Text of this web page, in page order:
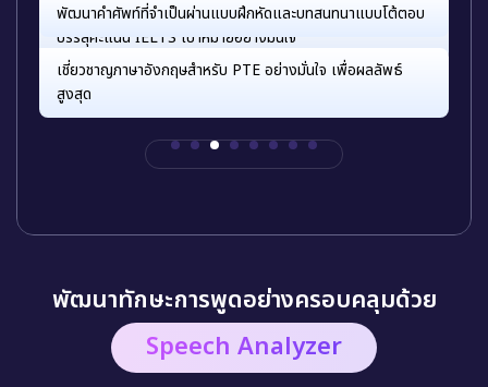
พัฒนาคำศัพท์ที่จำเป็นผ่านแบบฝึกหัดและบทสนทนาแบบโต้ตอบ
เชี่ยวชาญภาษาอังกฤษสำหรับ PTE อย่างมั่นใจ เพื่อผลลัพธ์
สูงสุด
พัฒนาทักษะการพูดอย่างครอบคลุมด้วย
Speech Analyzer